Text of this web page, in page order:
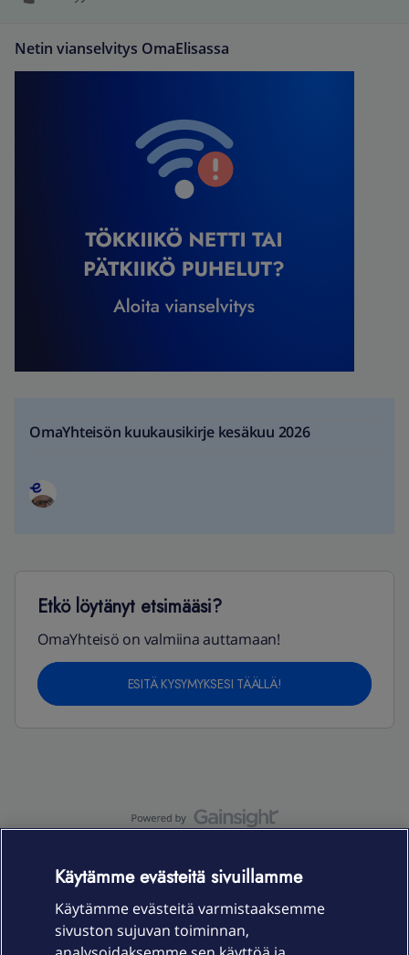
Netin vianselvitys OmaElisassa
OmaYhteisön kuukausikirje kesäkuu 2026
Etkö löytänyt etsimääsi?
OmaYhteisö on valmiina auttamaan!
ESITÄ KYSYMYKSESI TÄÄLLÄ!
Käytämme evästeitä sivuillamme
Käytämme evästeitä varmistaaksemme
sivuston sujuvan toiminnan,